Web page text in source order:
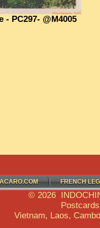
PC297- @M4005
FRENCH
© 2026
Vietnam, Laos,